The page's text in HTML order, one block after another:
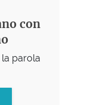
con
parola